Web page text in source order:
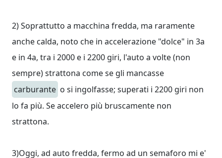
2) Soprattutto a macchina fredda, ma raramente
anche calda, noto che in accelerazione "dolce" in 3a
e in 4a, tra i 2000 e i 2200 giri, l'auto a volte (non
sempre) strattona come se gli mancasse
carburante o si ingolfasse; superati i 2200 giri non
lo fa più. Se accelero più bruscamente non
strattona.
3)Oggi, ad auto fredda, fermo ad un semaforo mi e'